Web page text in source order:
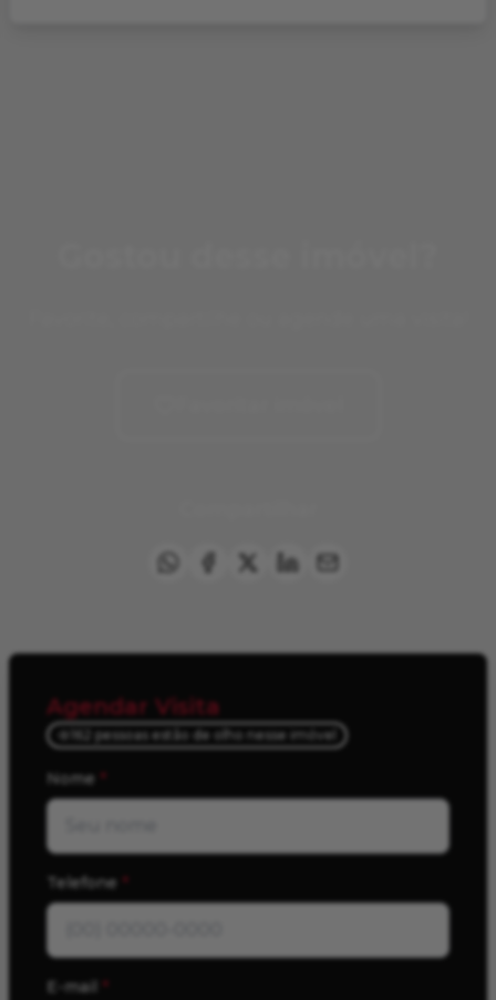
Agendar Visita
162 pessoas estão de olho nesse imóvel
Nome *
Telefone *
E-mail *